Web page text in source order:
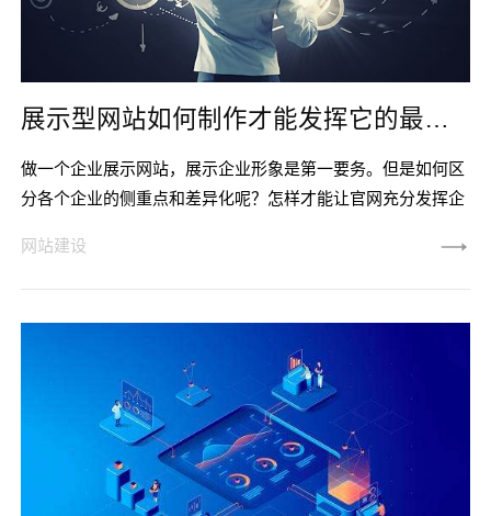
展示型网站如何制作才能发挥它的最大价值
做一个企业展示网站，展示企业形象是第一要务。但是如何区
分各个企业的侧重点和差异化呢？怎样才能让官网充分发挥企
益，获得网站带来的影响力。官网是企业信息化建设的重要组
成部分。所以网站制作不要只求美观，盲目应用各种flash动画
科网络网站制作公司给你最专业的答案。第一，设计需要简洁
大方，首页给人一
网站建设